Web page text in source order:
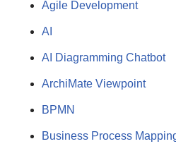
Agile Development
AI
AI Diagramming Chatbot
ArchiMate Viewpoint
BPMN
Business Process